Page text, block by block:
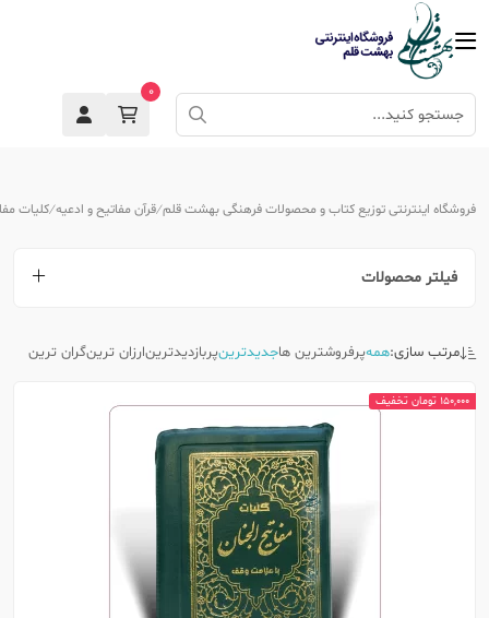
0
فروشگاه اینترنتی توزیع کتاب و محصولات فرهنگی بهشت قلم قرآن مفاتیح و ادعیه کلیات
فیلتر محصولات
مرتب سازی:همهپرفروشترین هاجدیدترینپربازدیدترینارزان ترینگران ترین
150,000 تومان تخفیف